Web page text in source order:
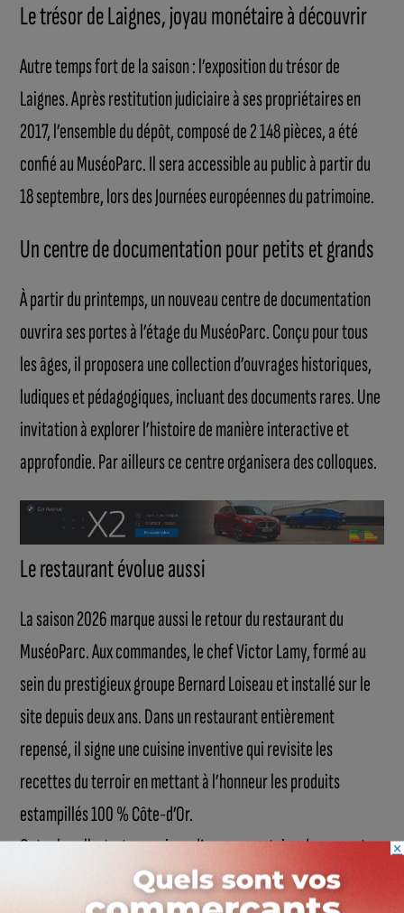
Le trésor de Laignes, joyau monétaire à découvrir
Autre temps fort de la saison : l’exposition du trésor de
Laignes. Après restitution judiciaire à ses propriétaires en
2017, l’ensemble du dépôt, composé de 2 148 pièces, a été
confié au MuséoParc. Il sera accessible au public à partir du
18 septembre, lors des Journées européennes du patrimoine.
Un centre de documentation pour petits et grands
À partir du printemps, un nouveau centre de documentation
ouvrira ses portes à l’étage du MuséoParc. Conçu pour tous
les âges, il proposera une collection d’ouvrages historiques,
ludiques et pédagogiques, incluant des documents rares. Une
invitation à explorer l’histoire de manière interactive et
approfondie. Par ailleurs ce centre organisera des colloques.
Le restaurant évolue aussi
La saison 2026 marque aussi le retour du restaurant du
MuséoParc. Aux commandes, le chef Victor Lamy, formé au
sein du prestigieux groupe Bernard Loiseau et installé sur le
site depuis deux ans. Dans un restaurant entièrement
repensé, il signe une cuisine inventive qui revisite les
recettes du terroir en mettant à l’honneur les produits
estampillés 100 % Côte-d’Or.
Outre la salle gastronomique d’une quarantaine de couverts,
La Table de Victor se décline également en version bistrot,
×